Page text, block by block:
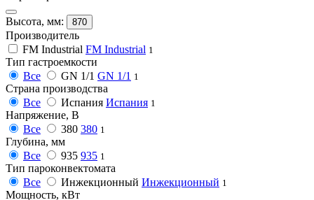
Высота, мм: 870
Производитель
FM Industrial FM Industrial 1
Тип гастроемкости
Все
GN 1/1 GN 1/1 1
Страна производства
Все
Испания Испания 1
Напряжение, В
Все
380 380 1
Глубина, мм
Все
935 935 1
Тип пароконвектомата
Все
Инжекционный Инжекционный 1
Мощность, кВт